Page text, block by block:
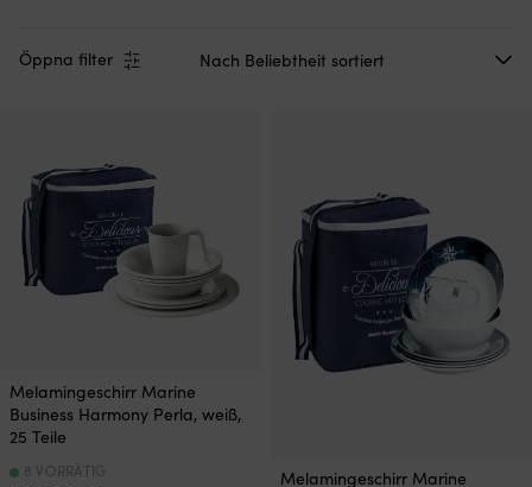
Öppna filter
Melamingeschirr Marine
Business Harmony Perla, weiß,
25 Teile
8 VORRÄTIG
Melamingeschirr Marine